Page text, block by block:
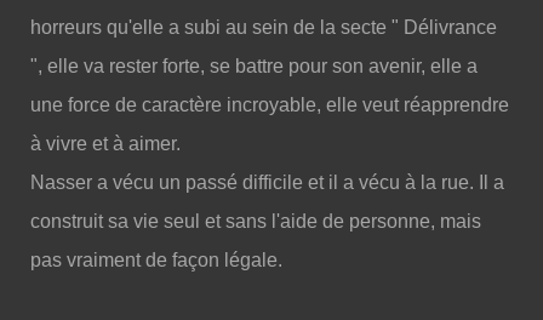
horreurs qu'elle a subi au sein de la secte " Délivrance
", elle va rester forte, se battre pour son avenir, elle a
une force de caractère incroyable, elle veut réapprendre
à vivre et à aimer.
Nasser a vécu un passé difficile et il a vécu à la rue. Il a
construit sa vie seul et sans l'aide de personne, mais
pas vraiment de façon légale.